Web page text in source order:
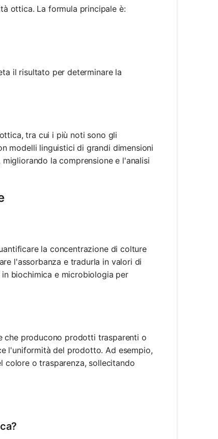
ottica. La formula principale è:
il risultato per determinare la
tra cui i più noti sono gli
modelli linguistici di grandi dimensioni
la comprensione e l'analisi
la concentrazione di colture
l'assorbanza e tradurla in valori di
biochimica e microbiologia per
che producono prodotti trasparenti o
l'uniformità del prodotto. Ad esempio,
colore o trasparenza, sollecitando